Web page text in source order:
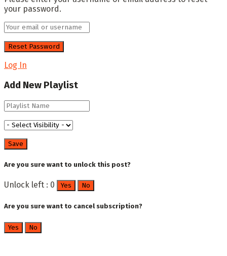
your password.
Log In
Add New Playlist
Are you sure want to unlock this post?
Unlock left : 0 Yes No
Are you sure want to cancel subscription?
Yes No